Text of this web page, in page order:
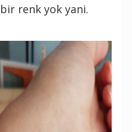
renk yok yani.